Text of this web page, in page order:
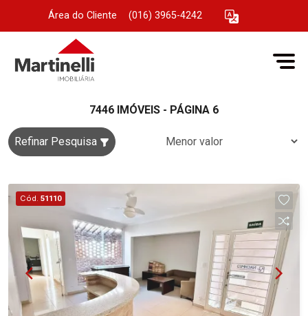
Área do Cliente (016) 3965-4242
7446 IMÓVEIS - PÁGINA 6
Refinar Pesquisa
Cód. 51110